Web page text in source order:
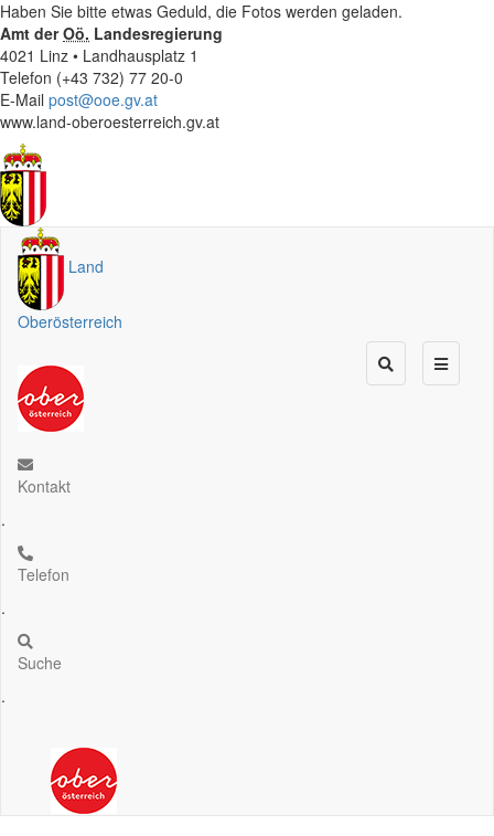
Haben Sie bitte etwas Geduld, die Fotos werden geladen.
Amt derOö. Landesregierung
4021 Linz • Landhausplatz 1
Telefon (+43 732) 77 20-0
E-Mail post@ooe.gv.at
www.land-oberoesterreich.gv.at
Land
Oberösterreich
Kontakt
.
Telefon
.
Suche
.